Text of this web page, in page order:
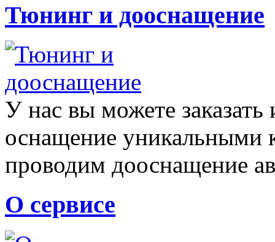
Тюнинг и дооснащение
У нас вы можете
оснащение
проводим дооснащение
О сервисе